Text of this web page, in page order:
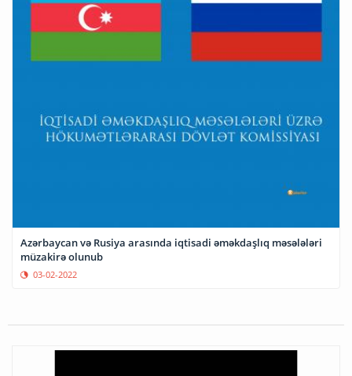
Azərbaycan və Rusiya arasında iqtisadi əməkdaşlıq məsələləri
müzakirə olunub
03-02-2022